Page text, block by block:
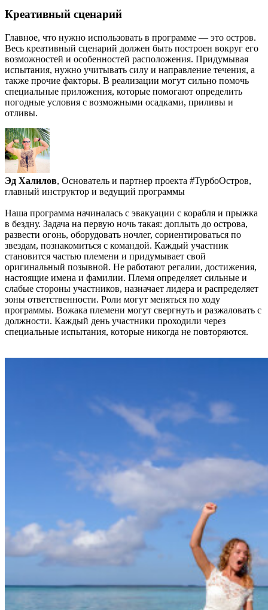
Креативный сценарий
Главное, что нужно использовать в программе — это остров.
Весь креативный сценарий должен быть построен вокруг его
возможностей и особенностей расположения. Придумывая
испытания, нужно учитывать силу и направление течения, а
также прочие факторы. В реализации могут сильно помочь
специальные приложения, которые помогают определить
погодные условия с возможными осадками, приливы и
отливы.
Эд Халилов, Основатель и партнер проекта #ТурбоОстров,
главный инструктор и ведущий программы
Наша программа начиналась с эвакуации с корабля и прыжка
в бездну. Задача на первую ночь такая: доплыть до острова,
развести огонь, оборудовать ночлег, сориентироваться по
звездам, познакомиться с командой. Каждый участник
становится частью племени и придумывает свой
оригинальный позывной. Не работают регалии, достижения,
настоящие имена и фамилии. Племя определяет сильные и
слабые стороны участников, назначает лидера и распределяет
зоны ответственности. Роли могут меняться по ходу
программы. Вожака племени могут свергнуть и разжаловать с
должности. Каждый день участники проходили через
специальные испытания, которые никогда не повторяются.